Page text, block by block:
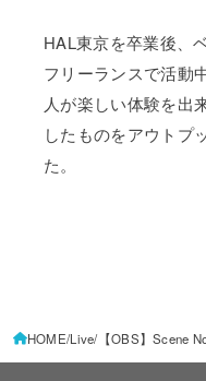
HAL東京を卒業後、
フリーランスで活動
人が楽しい体験を出
したものをアウトプ
た。
HOME Live 【OBS】Scene